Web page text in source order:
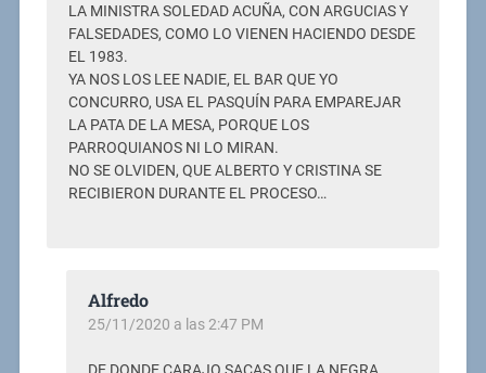
LA MINISTRA SOLEDAD ACUÑA, CON ARGUCIAS Y
FALSEDADES, COMO LO VIENEN HACIENDO DESDE
EL 1983.
YA NOS LOS LEE NADIE, EL BAR QUE YO
CONCURRO, USA EL PASQUÍN PARA EMPAREJAR
LA PATA DE LA MESA, PORQUE LOS
PARROQUIANOS NI LO MIRAN.
NO SE OLVIDEN, QUE ALBERTO Y CRISTINA SE
RECIBIERON DURANTE EL PROCESO…
Alfredo
25/11/2020 a las 2:47 PM